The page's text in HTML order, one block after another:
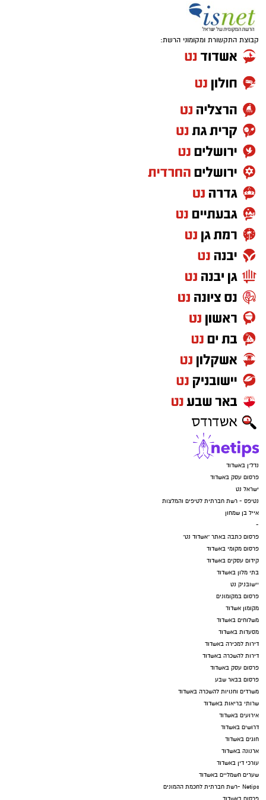
אחרי עונה אחת בחר לחזור לג'ורג'טאון לעונה
פחות טובה ואת קריירת המכללות סיים בפן סטייט
למשחק.
בקיץ 2024 יצא לאירופה וחתם בלבאריו היוונית.
לערב. אשתקד שיחק בשולה הצרפתית, כולל ב-
BCL ורשם 6.4 נקודות ו-5.6 ריבאונדים באירופה.
רוצה לעקוב אחרי הערוץ של הקבוצה "אשדוד נט"
ב-WhatsApp לחצו כאן
להורדת אפליקציה של אשדוד נט לחצו כאן
עקבו בפייסבוק
עקבו באינסטגרם
קבוצת התקשורת ומקומוני הרשת:
נדל"ן באשדוד
פרסום עסק באשדוד
ישראל נט
נטיפס - רשת חברתית לטיפים והמלצות
אייל בן שמחון
-
פרסום כתבה באתר "אשדוד נט"
פרסום מקומי באשדוד
קידום עסקים באשדוד
בתי מלון באשדוד
יישובניק נט
פרסום במקומונים
מקומון אשדוד
משלוחים באשדוד
מסעדות באשדוד
דירות למכירה באשדוד
דירות להשכרה באשדוד
פרסום עסק באשדוד
פרסום בבאר שבע
משרדים וחנויות להשכרה באשדוד
שרותי בריאות באשדוד
אירועים באשדוד
דרושים באשדוד
חוגים באשדוד
ארנונה באשדוד
עורכי דין באשדוד
שערים חשמליים באשדוד
Netips -רשת חברתית לחכמת ההמונים